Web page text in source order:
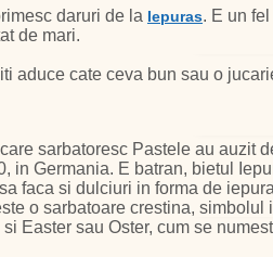
daruri de la Iepuras. E un
de mari.
aduce cate ceva bun sau o
sarbatoresc Pastele au auzit
Germania. E batran, bietul
faca si dulciuri in forma de
o sarbatoare crestina,
Easter sau Oster, cum se